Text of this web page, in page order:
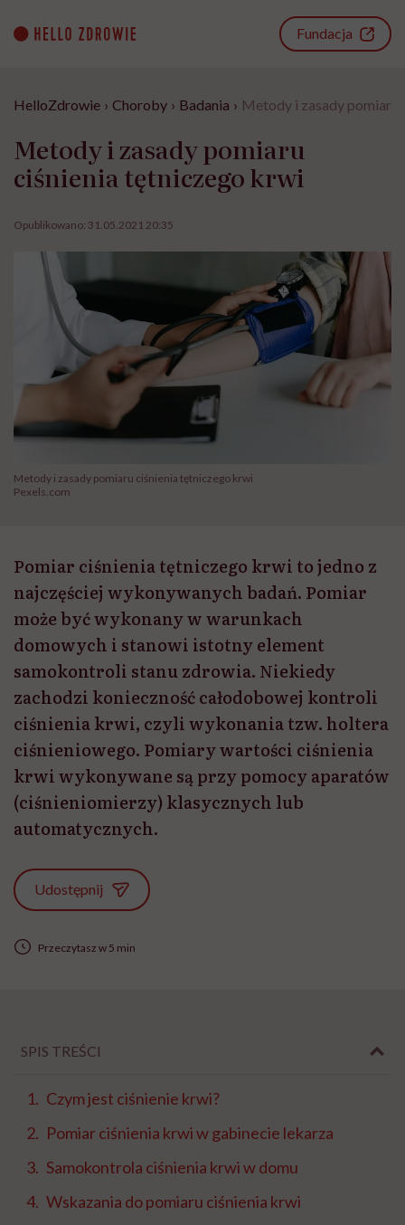
content
Fundacja
HelloZdrowie › Choroby › Badania › Metody i zasady
Metody i zasady pomiaru
ciśnienia tętniczego krwi
Opublikowano: 31.05.2021 20:35
Metody i zasady pomiaru ciśnienia tętniczego krwi
Pexels.com
Pomiar ciśnienia tętniczego krwi to jedno z
najczęściej wykonywanych badań. Pomiar
może być wykonany w warunkach
domowych i stanowi istotny element
samokontroli stanu zdrowia. Niekiedy
zachodzi konieczność całodobowej kontroli
ciśnienia krwi, czyli wykonania tzw. holtera
ciśnieniowego. Pomiary wartości ciśnienia
krwi wykonywane są przy pomocy aparatów
(ciśnieniomierzy) klasycznych lub
automatycznych.
Udostępnij
Przeczytasz w 5 min
SPIS TREŚCI
Czym jest ciśnienie krwi?
Pomiar ciśnienia krwi w gabinecie lekarza
Samokontrola ciśnienia krwi w domu
Wskazania do pomiaru ciśnienia krwi